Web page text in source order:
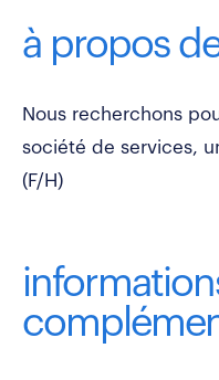
à propos
Nous recherchons
société de services,
(F/H)